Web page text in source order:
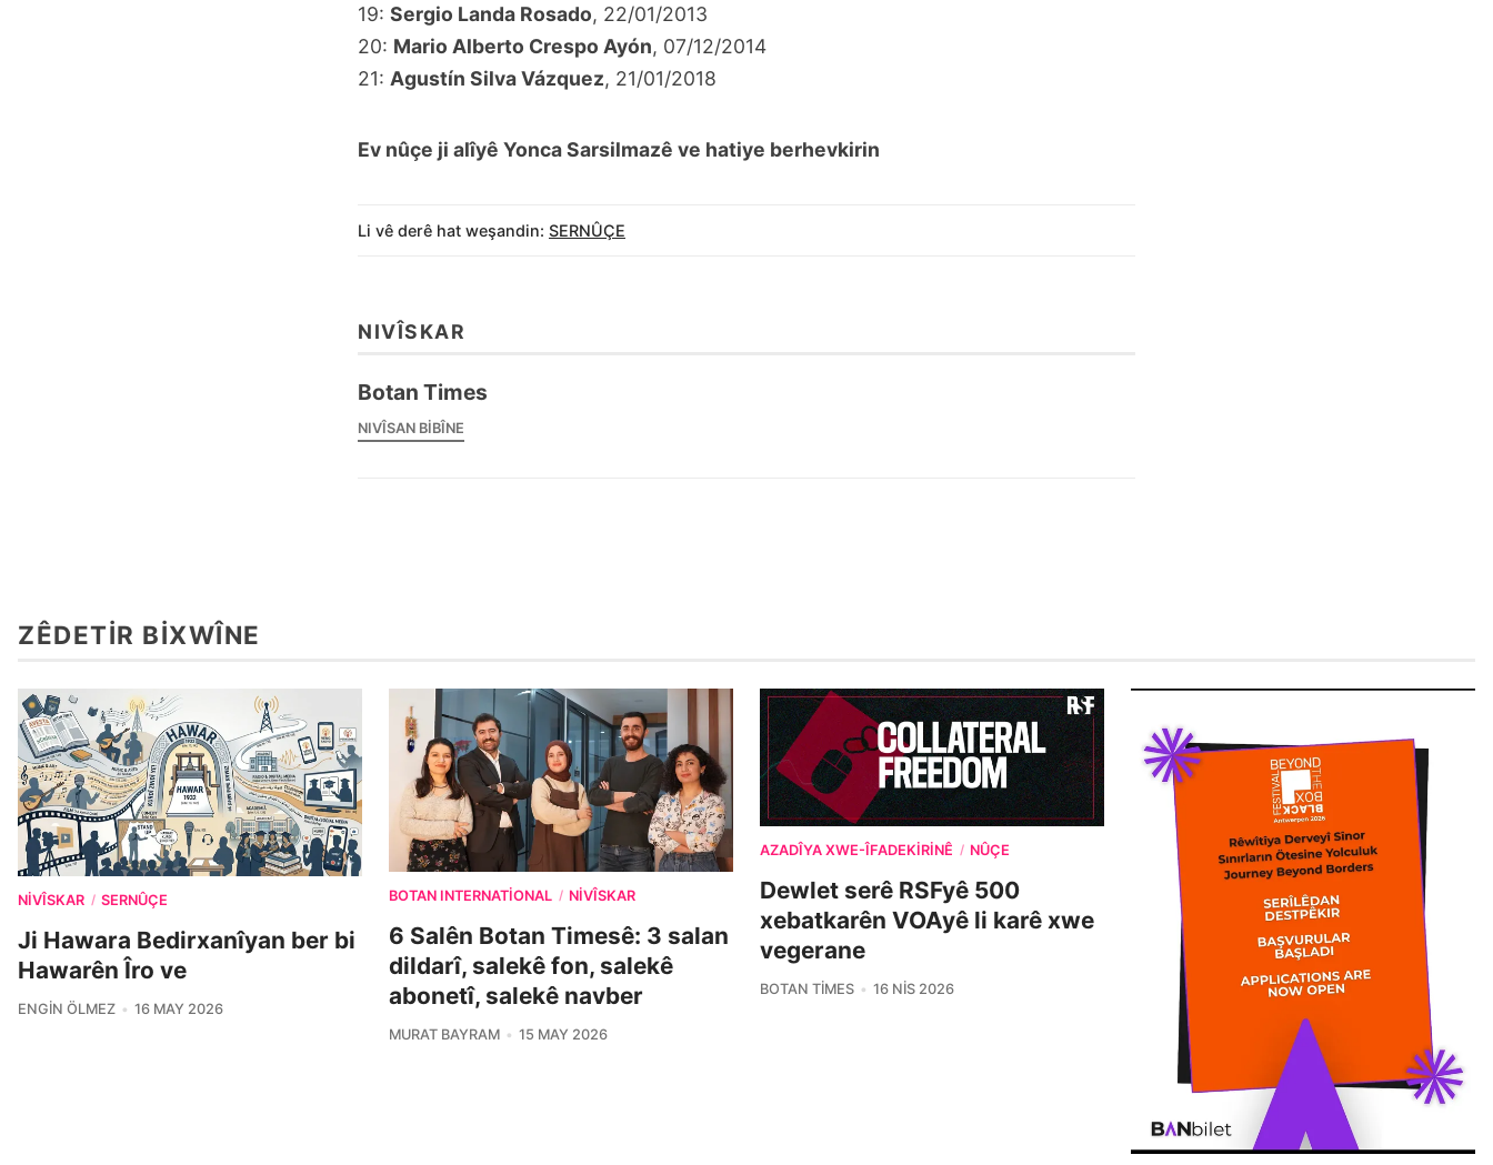
19: Sergio Landa Rosado, 22/01/2013
20: Mario Alberto Crespo Ayón, 07/12/2014
21: Agustín Silva Vázquez, 21/01/2018
Ev nûçe ji alîyê Yonca Sarsilmazê ve hatiye berhevkirin
Li vê derê hat weşandin: SERNÛÇE
NIVÎSKAR
Botan Times
NIVÎSAN BIBÎNE
ZÊDETIR BIXWÎNE
NIVÎSKAR / SERNÛÇE
Ji Hawara Bedirxanîyan ber bi
Hawarên Îro ve
ENGIN ÖLMEZ 16 MAY 2026
BOTAN INTERNATIONAL / NIVÎSKAR
6 Salên Botan Timesê: 3 salan
dildarî, salekê fon, salekê
abonetî, salekê navber
MURAT BAYRAM 15 MAY 2026
AZADÎYA XWE-ÎFADEKIRINÊ / NÛÇE
Dewlet serê RSFyê 500
xebatkarên VOAyê li karê xwe
vegerane
BOTAN TIMES 16 NIS 2026